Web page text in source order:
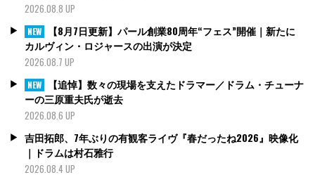
2026.08.8 UP
NEW
【8月7日更新】パール創業80周年“フェス”開催｜新たに
カルヴィン・ロジャースの出演が決定
2026.08.7 UP
NEW
【追悼】数々の現場を支えたドラマー／ドラム・チューナ
ーの三原重夫氏が逝去
2026.08.6 UP
吉田拓郎、7年ぶりの有観客ライヴ『春だったね2026』映像化
｜ドラムは村石雅行
2026.08.4 UP